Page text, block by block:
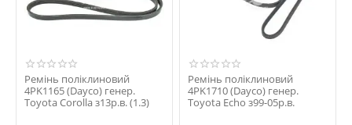
Ремінь поліклиновий
4PK1165 (Dayco) генер.
Toyota Corolla з13р.в. (1.3)
Ремінь поліклиновий
4PK1710 (Dayco) генер.
Toyota Echo з99-05р.в.